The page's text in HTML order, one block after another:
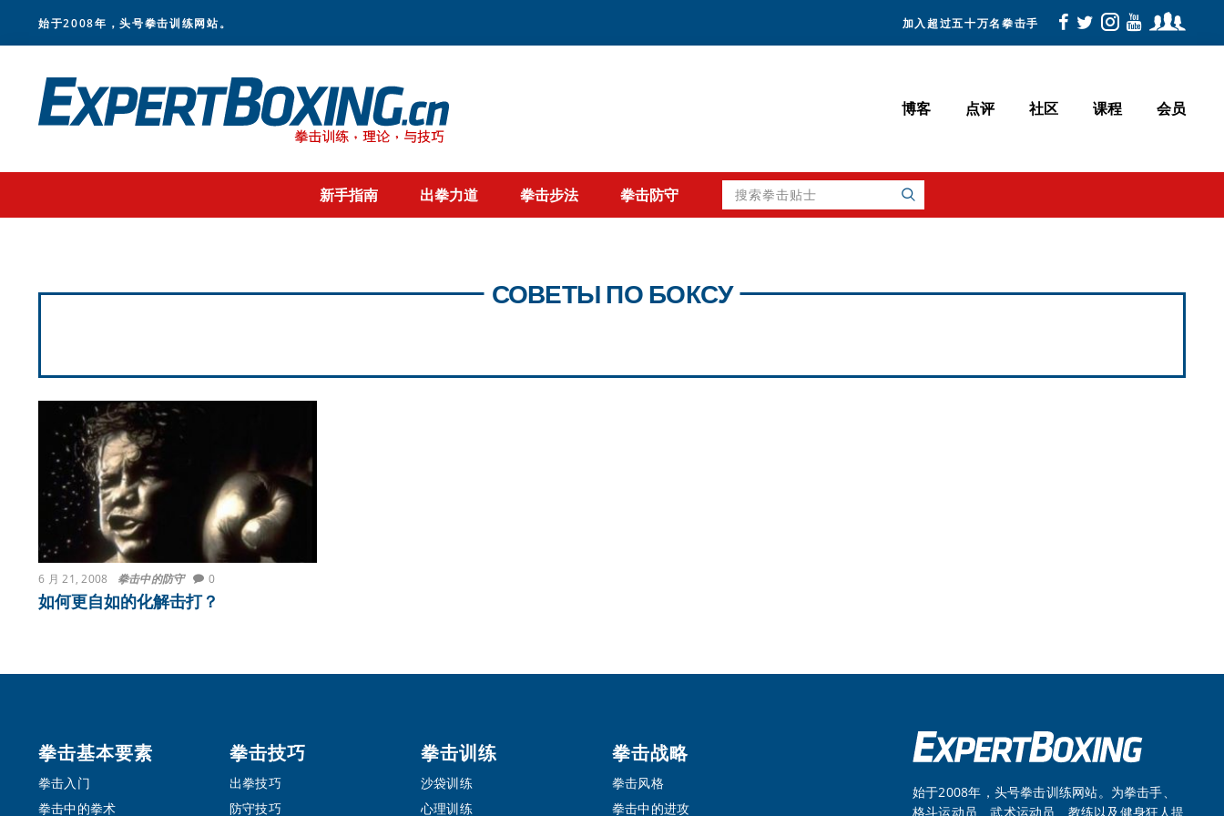
navigation
content
始于2008年，头号拳击训练网站。 加入超过五十万名拳击手
博客 点评 社区 课程 会员
新手指南 出拳力道 拳击步法 拳击防守 搜
索
拳
击
СОВЕТЫ ПО БОКСУ
6 月 21, 2008 拳击中的防守 0
如何更自如的化解击打？
Footer
拳击基本要素
拳击入门
拳击中的拳术
拳击技巧
出拳技巧
防守技巧
拳击训练
沙袋训练
心理训练
拳击战略
拳击风格
拳击中的进攻
始于2008年，头号拳击训练网站。为拳击手、
格斗运动员、武术运动员、教练以及健身狂人提